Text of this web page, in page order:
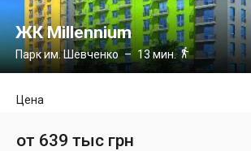
ЖК Millennium
Парк им. Шевченко – 13 мин.
Цена
от 639 тыс грн